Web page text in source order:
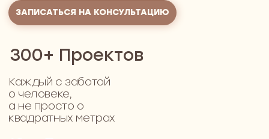
Бюджет расползается
Решения, которые на старте казались выгодными,
оборачиваются переделками и непредвиденными
Никакой определённости
Без чёткого плана подрядчики постоянно
уточняют детали: где розетки, какая высота у
решать на ходу — и часто в спешке
В голове — одно, в жизни — другое
Мебель, текстиль и отделка вроде бы выбраны с
умом, но вместе не складываются, будто каждый
элемент из другой истории